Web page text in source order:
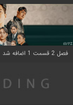
فصل 2 قسمت 1 اضافه شد